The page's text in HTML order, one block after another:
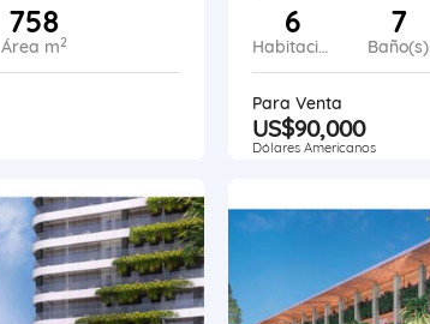
758
Área m2
6
Habitaciones
7
Baño(s)
Para Venta
US$90,000
Dólares Americanos